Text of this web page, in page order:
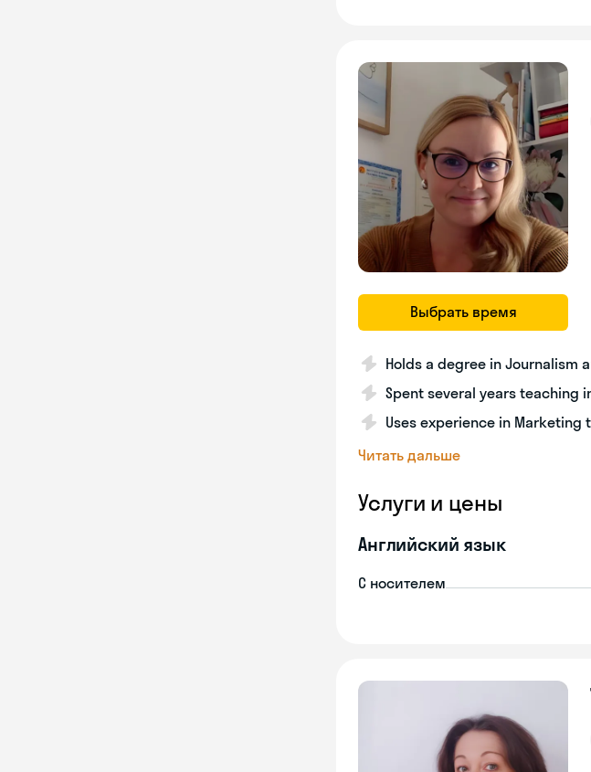
Выбрать время
Holds a degree in Journalism
Spent several years teaching
Uses experience in
Читать дальше
Услуги и цены
Английский язык
С носителем